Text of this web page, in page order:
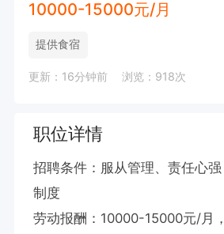
10000-15000元/月
提供食宿
更新：16分钟前 浏览：918次
职位详情
招聘条件：服从管理、责任心
制度
劳动报酬：10000-15000元/月